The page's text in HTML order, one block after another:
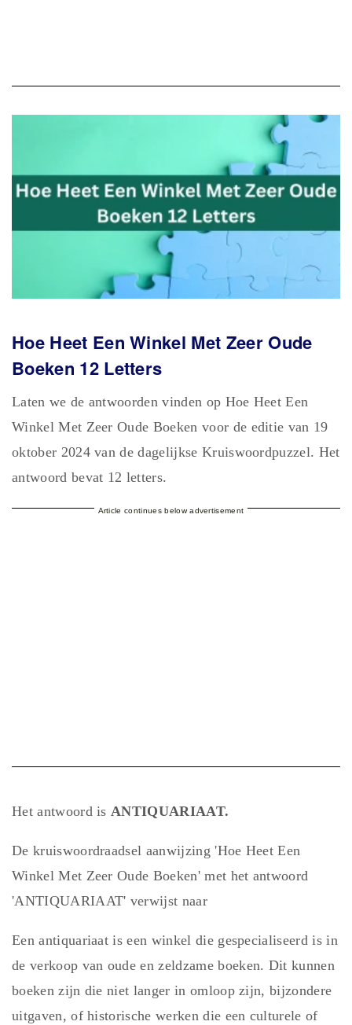
Hoe Heet Een Winkel Met Zeer Oude
Boeken 12 Letters
Laten we de antwoorden vinden op Hoe Heet Een
Winkel Met Zeer Oude Boeken voor de editie van 19
oktober 2024 van de dagelijkse Kruiswoordpuzzel. Het
antwoord bevat 12 letters.
Article continues below advertisement
Het antwoord isANTIQUARIAAT.
De kruiswoordraadsel aanwijzing 'Hoe Heet Een
Winkel Met Zeer Oude Boeken' met het antwoord
'ANTIQUARIAAT' verwijst naar
Een antiquariaat is een winkel die gespecialiseerd is in
de verkoop van oude en zeldzame boeken. Dit kunnen
boeken zijn die niet langer in omloop zijn, bijzondere
uitgaven, of historische werken die een culturele of